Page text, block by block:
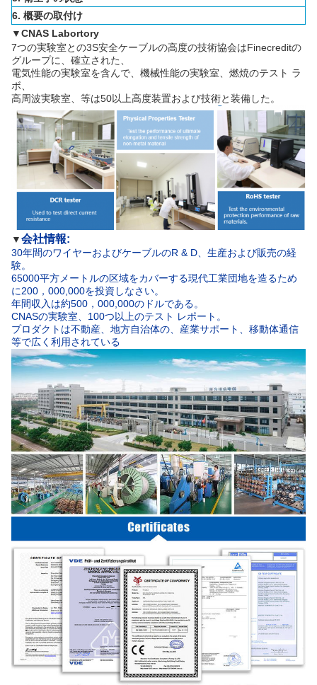
6. 概要の取付け
▼CNAS Labortory
7つの実験室との3S安全ケーブルの高度の技術協会はFinecreditの
グループに、確立された、
電気性能の実験室を含んで、機械性能の実験室、燃焼のテスト ラ
ボ、
高周波実験室、等は50以上高度装置および技術と装備した。
▼会社情報:
30年間のワイヤーおよびケーブルのR & D、生産および販売の経
験。
65000平方メートルの区域をカバーする現代工業団地を造るため
に200，000,000を投資しなさい。
年間収入は約500，000,000のドルである。
CNASの実験室、100つ以上のテスト レポート。
プロダクトは不動産、地方自治体の、産業サポート、移動体通信
等で広く利用されている